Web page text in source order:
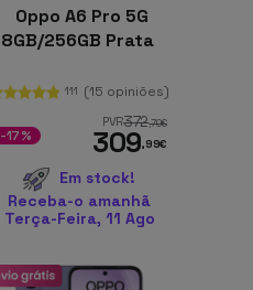
Oppo A6 Pro 5G
8GB/256GB Prata
111 (15 opiniões)
PVR372,70€
309,99€
-17%
Em stock!
Receba-o amanhã
Terça-Feira, 11 Ago